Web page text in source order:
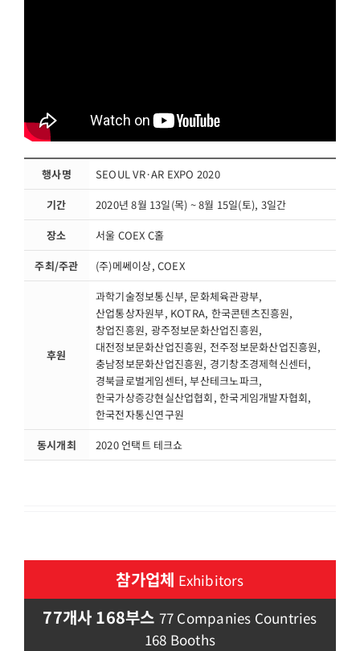
행사명
SEOUL VR·AR EXPO 2020
기간
2020년 8월 13일(목) ~ 8월 15일(토), 3일간
장소
서울 COEX C홀
주최/주관
(주)메쎄이상, COEX
후원
과학기술정보통신부, 문화체육관광부,
산업통상자원부, KOTRA, 한국콘텐츠진흥원,
창업진흥원, 광주정보문화산업진흥원,
대전정보문화산업진흥원, 전주정보문화산업진흥원,
충남정보문화산업진흥원, 경기창조경제혁신센터,
경북글로벌게임센터, 부산테크노파크,
한국가상증강현실산업협회, 한국게임개발자협회,
한국전자통신연구원
동시개최
2020 언택트 테크쇼
참가업체 Exhibitors
77개사 168부스 77 Companies Countries
168 Booths